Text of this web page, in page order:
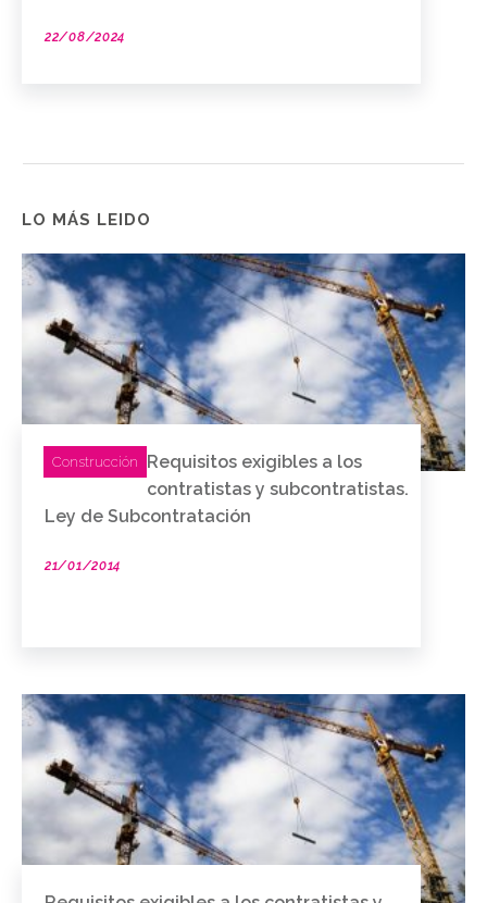
22/08/2024
LO MÁS LEIDO
Construcción
Requisitos exigibles a los
contratistas y subcontratistas.
Ley de Subcontratación
21/01/2014